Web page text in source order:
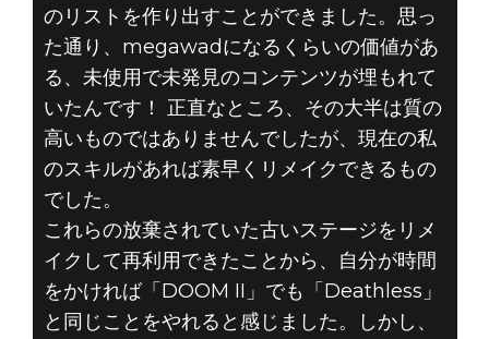
のリストを作り出すことができました。思っ
た通り、megawadになるくらいの価値があ
る、未使用で未発見のコンテンツが埋もれて
いたんです！ 正直なところ、その大半は質の
高いものではありませんでしたが、現在の私
のスキルがあれば素早くリメイクできるもの
でした。
これらの放棄されていた古いステージをリメ
イクして再利用できたことから、自分が時間
をかければ「DOOM II」でも「Deathless」
と同じことをやれると感じました。しかし、